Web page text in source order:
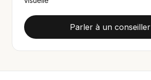
Parler à un conseiller